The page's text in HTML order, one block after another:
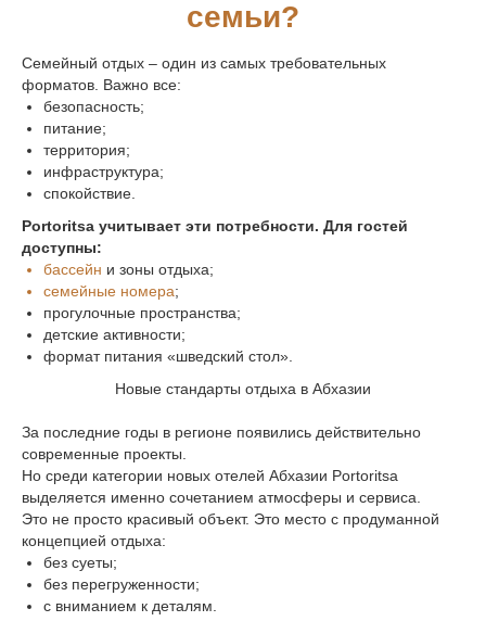
семьи?
Семейный отдых – один из самых требовательных
форматов. Важно все:
безопасность;
питание;
территория;
инфраструктура;
спокойствие.
Portoritsa учитывает эти потребности. Для гостей
доступны:
бассейн и зоны отдыха;
семейные номера;
прогулочные пространства;
детские активности;
формат питания «шведский стол».
Новые стандарты отдыха в Абхазии
За последние годы в регионе появились действительно
современные проекты.
Но среди категории новых отелей Абхазии Portoritsa
выделяется именно сочетанием атмосферы и сервиса.
Это не просто красивый объект. Это место с продуманной
концепцией отдыха:
без суеты;
без перегруженности;
с вниманием к деталям.